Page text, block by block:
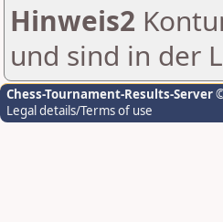
Hinweis2
und sind in der
Chess-Tournament-Results-Server
Legal details/Terms of use